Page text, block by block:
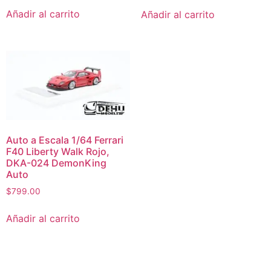
Añadir al carrito Añadir al carrito
Auto a Escala 1/64 Ferrari
F40 Liberty Walk Rojo,
DKA-024 DemonKing
Auto
$799.00
Añadir al carrito